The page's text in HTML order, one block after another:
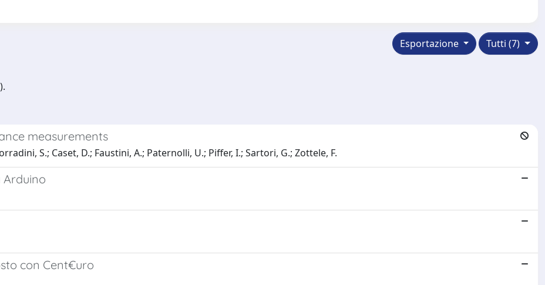
Tutti (7)
Esportazione
measurements
S.; Caset, D.; Faustini, A.; Paternolli, U.; Piffer, I.; Sartori, G.; Zottele, F.
con Cent€uro